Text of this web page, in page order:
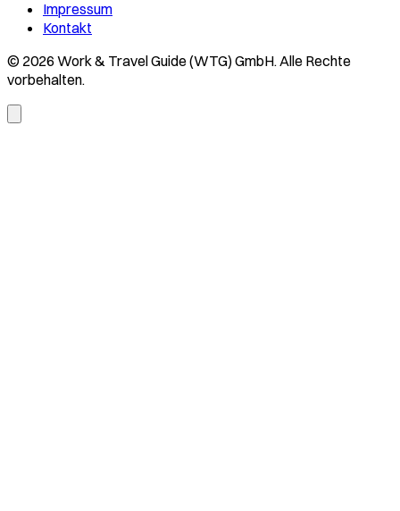
Impressum
Kontakt
© 2026 Work & Travel Guide (WTG) GmbH. Alle Rechte
vorbehalten.